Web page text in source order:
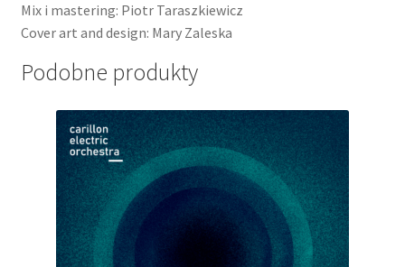
Mix i mastering: Piotr Taraszkiewicz
Cover art and design: Mary Zaleska
Podobne produkty